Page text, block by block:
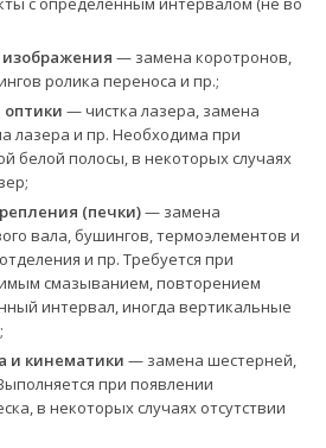
изображения — замена коротронов,
ролика переноса и пр.;
оптики — чистка лазера, замена
лазера и пр. Необходима при
белой полосы, в некоторых случаях
(печки)— замена
вала, бушингов, термоэлементов и
и пр. Требуется при
смазыванием, повторением
интервал, иногда вертикальные
и кинематики — замена шестерней,
при появлении
в некоторых случаях отсутствии